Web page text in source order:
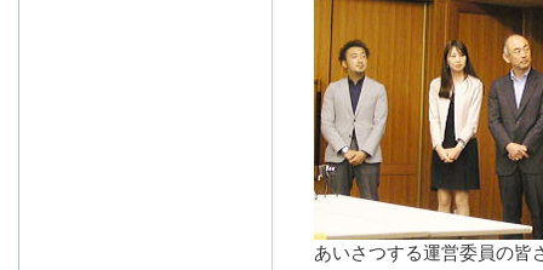
あいさつする運営委員の皆